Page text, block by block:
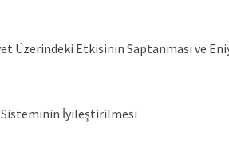
Üzerindeki Etkisinin Saptanması ve
Sisteminin İyileştirilmesi